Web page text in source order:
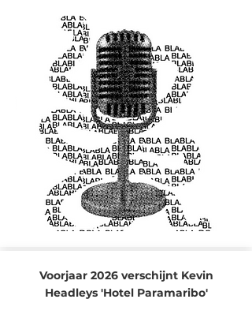
Voorjaar 2026 verschijnt Kevin
Headleys 'Hotel Paramaribo'